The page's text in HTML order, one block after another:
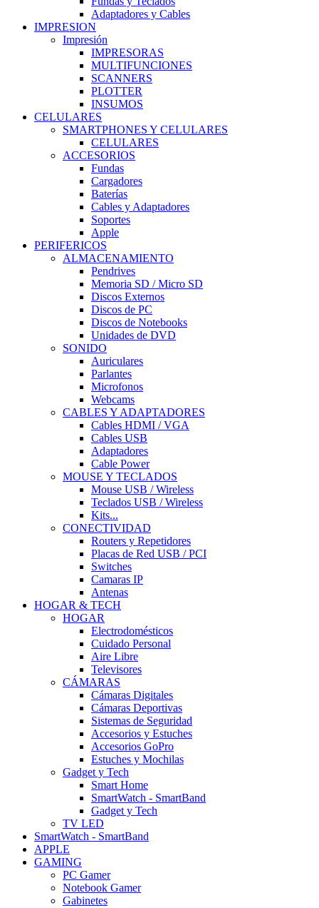
Adaptadores y Cables
IMPRESION
Impresión
IMPRESORAS
MULTIFUNCIONES
SCANNERS
PLOTTER
INSUMOS
CELULARES
SMARTPHONES Y CELULARES
CELULARES
ACCESORIOS
Fundas
Cargadores
Baterías
Cables y Adaptadores
Soportes
Apple
PERIFERICOS
ALMACENAMIENTO
Pendrives
Memoria SD / Micro SD
Discos Externos
Discos de PC
Discos de Notebooks
Unidades de DVD
SONIDO
Auriculares
Parlantes
Microfonos
Webcams
CABLES Y ADAPTADORES
Cables HDMI / VGA
Cables USB
Adaptadores
Cable Power
MOUSE Y TECLADOS
Mouse USB / Wireless
Teclados USB / Wireless
Kits...
CONECTIVIDAD
Routers y Repetidores
Placas de Red USB / PCI
Switches
Camaras IP
Antenas
HOGAR & TECH
HOGAR
Electrodomésticos
Cuidado Personal
Aire Libre
Televisores
CÁMARAS
Cámaras Digitales
Cámaras Deportivas
Sistemas de Seguridad
Accesorios y Estuches
Accesorios GoPro
Estuches y Mochilas
Gadget y Tech
Smart Home
SmartWatch - SmartBand
Gadget y Tech
TV LED
SmartWatch - SmartBand
APPLE
GAMING
PC Gamer
Notebook Gamer
Gabinetes